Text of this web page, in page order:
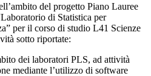
del progetto Piano Lauree
di Statistica per
per il corso di studio L41 Scienze
sotto riportate:
dei laboratori PLS, ad attività
mediante l’utilizzo di software